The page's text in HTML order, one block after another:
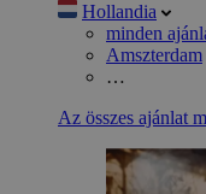
Hollandia
minden
Amszterdam
…
Az összes ajánlat